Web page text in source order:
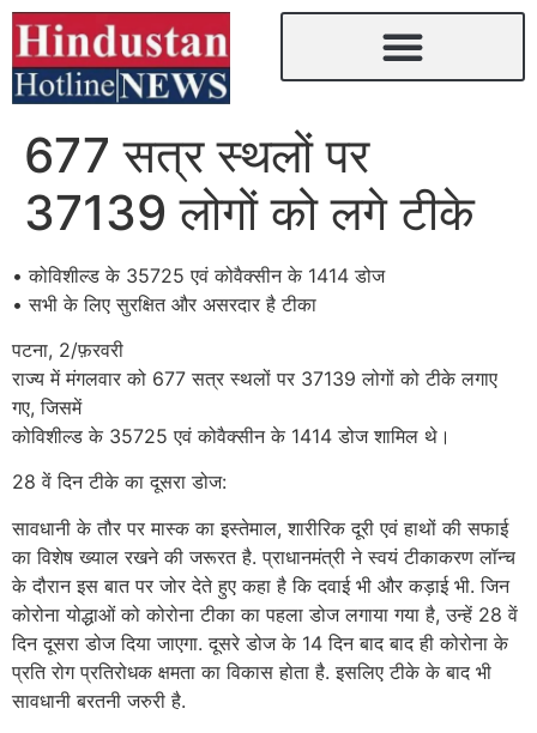
677 सत्र स्थलों पर
37139 लोगों को लगे टीके
• कोविशील्ड के 35725 एवं कोवैक्सीन के 1414 डोज
• सभी के लिए सुरक्षित और असरदार है टीका
पटना, 2/फ़रवरी
राज्य में मंगलवार को 677 सत्र स्थलों पर 37139 लोगों को टीके लगाए
गए, जिसमें
कोविशील्ड के 35725 एवं कोवैक्सीन के 1414 डोज शामिल थे।
28 वें दिन टीके का दूसरा डोज:
सावधानी के तौर पर मास्क का इस्तेमाल, शारीरिक दूरी एवं हाथों की सफाई
का विशेष ख्याल रखने की जरूरत है. प्राधानमंत्री ने स्वयं टीकाकरण लॉन्च
के दौरान इस बात पर जोर देते हुए कहा है कि दवाई भी और कड़ाई भी. जिन
कोरोना योद्धाओं को कोरोना टीका का पहला डोज लगाया गया है, उन्हें 28 वें
दिन दूसरा डोज दिया जाएगा. दूसरे डोज के 14 दिन बाद बाद ही कोरोना के
प्रति रोग प्रतिरोधक क्षमता का विकास होता है. इसलिए टीके के बाद भी
सावधानी बरतनी जरुरी है.